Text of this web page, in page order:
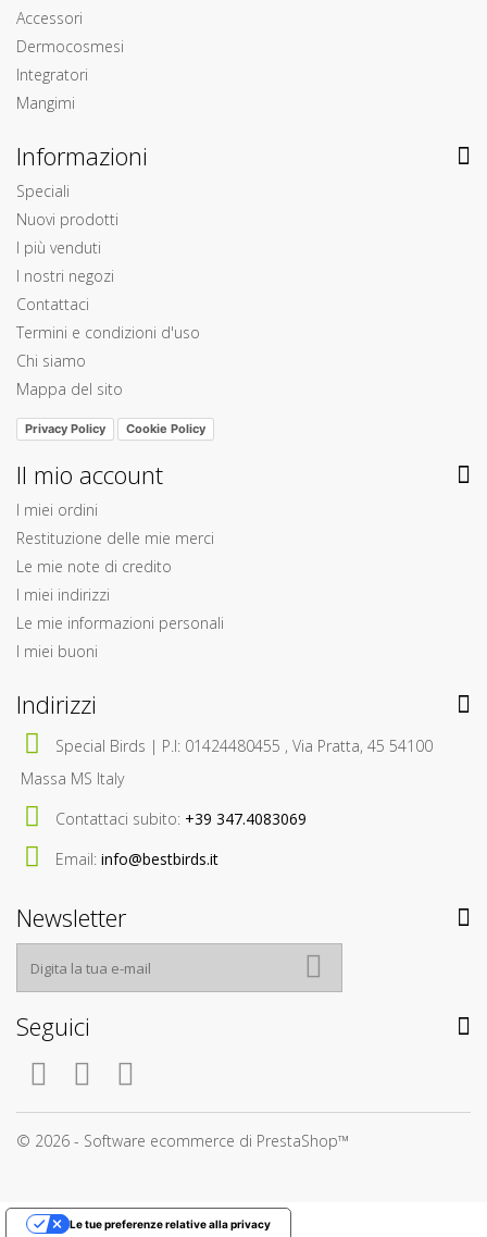
Accessori
Dermocosmesi
Integratori
Mangimi
Informazioni
Speciali
Nuovi prodotti
I più venduti
I nostri negozi
Contattaci
Termini e condizioni d'uso
Chi siamo
Mappa del sito
Privacy Policy Cookie Policy
© 2026 - Software ecommerce di PrestaShop™
Il mio account
I miei ordini
Restituzione delle mie merci
Le mie note di credito
I miei indirizzi
Le mie informazioni personali
I miei buoni
Indirizzi
Special Birds | P.I: 01424480455 , Via Pratta, 45 54100
Massa MS Italy
Contattaci subito: +39 347.4083069
Email: info@bestbirds.it
Newsletter
Seguici
Le tue preferenze relative alla privacy